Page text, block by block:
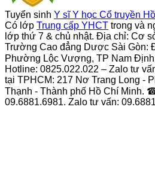
Tuyển sinh Y sĩ Y học Cổ truyền
Có lớp Trung cấp YHCT trong và
lớp thứ 7 & chủ nhật. Địa chỉ: Cơ
Trường Cao đẳng Dược Sài Gòn:
Phường Lộc Vượng, TP Nam
Hotline: 0825.022.022 – Zalo tư
tại TPHCM: 217 Nơ Trang Long -
Thạnh - Thành phố Hồ Chí Minh.
09.6881.6981. Zalo tư vấn: